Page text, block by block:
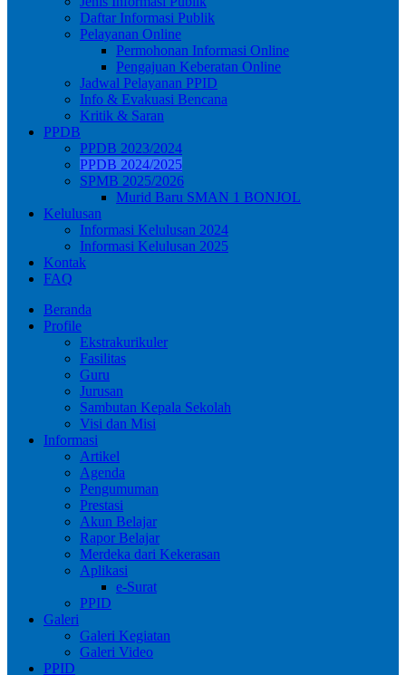
Daftar Informasi Publik
Pelayanan Online
Permohonan Informasi Online
Pengajuan Keberatan Online
Jadwal Pelayanan PPID
Info & Evakuasi Bencana
Kritik & Saran
PPDB
PPDB 2023/2024
PPDB 2024/2025
SPMB 2025/2026
Murid Baru SMAN 1 BONJOL
Kelulusan
Informasi Kelulusan 2024
Informasi Kelulusan 2025
Kontak
FAQ
Beranda
Profile
Ekstrakurikuler
Fasilitas
Guru
Jurusan
Sambutan Kepala Sekolah
Visi dan Misi
Informasi
Artikel
Agenda
Pengumuman
Prestasi
Akun Belajar
Rapor Belajar
Merdeka dari Kekerasan
Aplikasi
e-Surat
PPID
Galeri
Galeri Kegiatan
Galeri Video
PPID